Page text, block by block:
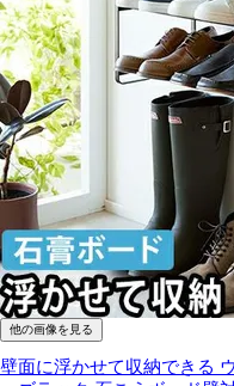
他の画像を見る
壁面に浮かせて収納できる